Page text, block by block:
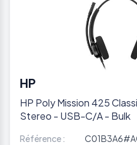
HP
HP Poly Mission 425
Stereo - USB-C/A - Bulk
Référence :